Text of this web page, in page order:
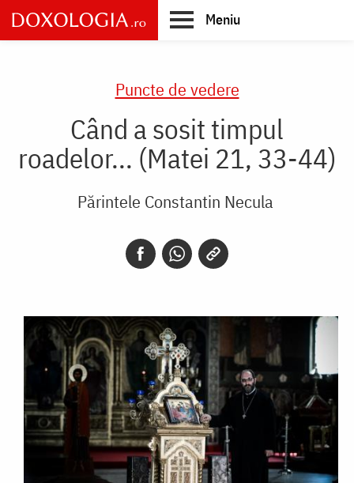
Skip
to
main
Meniu
Puncte de vedere
Când a sosit timpul
roadelor... (Matei 21, 33-44)
Părintele Constantin Necula